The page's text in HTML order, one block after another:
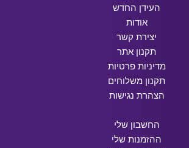
העידן החדש
אודות
יצירת קשר
תקנון אתר
מדיניות פרטיות
תקנון משלוחים
הצהרת נגישות
החשבון שלי
ההזמנות שלי